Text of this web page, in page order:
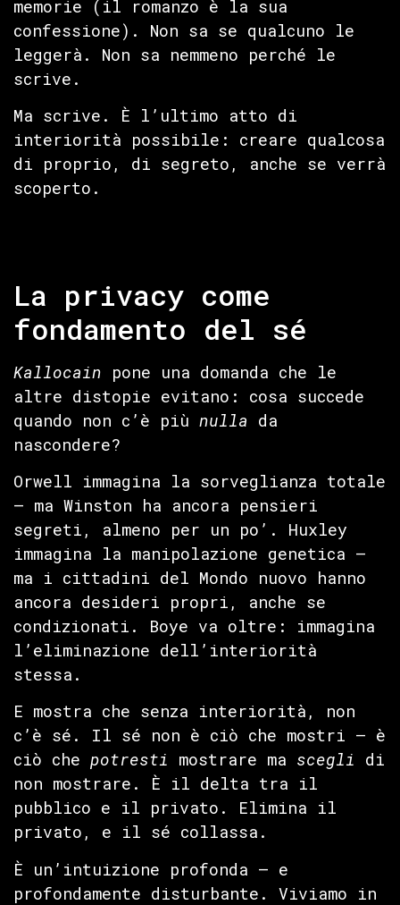
memorie (il romanzo è la sua
confessione). Non sa se qualcuno le
leggerà. Non sa nemmeno perché le
scrive.
Ma scrive. È l’ultimo atto di
interiorità possibile: creare qualcosa
di proprio, di segreto, anche se verrà
scoperto.
La privacy come
fondamento del sé
Kallocain pone una domanda che le
altre distopie evitano: cosa succede
quando non c’è più nulla da
nascondere?
Orwell immagina la sorveglianza totale
— ma Winston ha ancora pensieri
segreti, almeno per un po’. Huxley
immagina la manipolazione genetica —
ma i cittadini del Mondo nuovo hanno
ancora desideri propri, anche se
condizionati. Boye va oltre: immagina
l’eliminazione dell’interiorità
stessa.
E mostra che senza interiorità, non
c’è sé. Il sé non è ciò che mostri — è
ciò che potresti mostrare ma scegli di
non mostrare. È il delta tra il
pubblico e il privato. Elimina il
privato, e il sé collassa.
È un’intuizione profonda — e
profondamente disturbante. Viviamo in